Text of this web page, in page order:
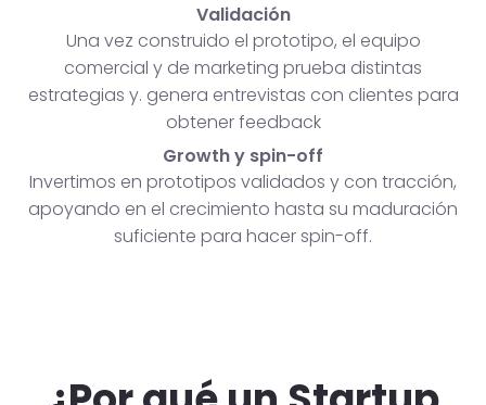
Validación
Una vez construido el prototipo, el equipo
comercial y de marketing prueba distintas
estrategias y. genera entrevistas con clientes para
obtener feedback
Growth y spin-off
Invertimos en prototipos validados y con tracción,
apoyando en el crecimiento hasta su maduración
suficiente para hacer spin-off.